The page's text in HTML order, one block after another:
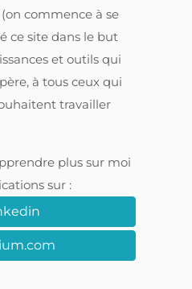
commence à se
ce site dans le but
et outils qui
à tous ceux qui
travailler
plus sur moi
sur :